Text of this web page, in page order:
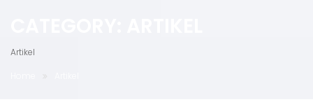
Artikel